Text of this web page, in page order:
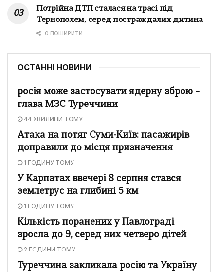
Потрійна ДТП сталася на трасі під
Тернополем, серед постраждалих дитина
0 ПОШИРИТИ
ОСТАННІ НОВИНИ
росія може застосувати ядерну зброю –
глава МЗС Туреччини
44 ХВИЛИНИ ТОМУ
Атака на потяг Суми-Київ: пасажирів
доправили до місця призначення
1 ГОДИНУ ТОМУ
У Карпатах ввечері 8 серпня стався
землетрус на глибині 5 км
1 ГОДИНУ ТОМУ
Кількість поранених у Павлограді
зросла до 9, серед них четверо дітей
2 ГОДИНИ ТОМУ
Туреччина закликала росію та Україну